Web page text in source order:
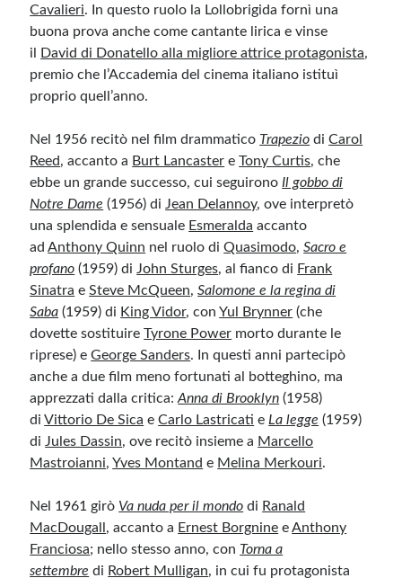
Cavalieri. In questo ruolo la Lollobrigida fornì una
buona prova anche come cantante lirica e vinse
il
David di Donatello alla migliore attrice protagonista,
premio che l’Accademia del cinema italiano istituì
proprio quell’anno.
Nel 1956 recitò nel film drammatico Trapezio di Carol
Reed, accanto a Burt Lancaster e Tony Curtis, che
ebbe un grande successo, cui seguirono Il gobbo di
Notre Dame (1956) di Jean Delannoy, ove interpretò
una splendida e sensuale Esmeralda accanto
ad Anthony Quinn nel ruolo di Quasimodo, Sacro e
profano (1959) di John Sturges, al fianco di Frank
Sinatra e Steve McQueen, Salomone e la regina di
Saba (1959) di King Vidor, con Yul Brynner (che
dovette sostituire Tyrone Power morto durante le
riprese) e George Sanders. In questi anni partecipò
anche a due film meno fortunati al botteghino, ma
apprezzati dalla critica: Anna di Brooklyn (1958)
di Vittorio De Sica e Carlo Lastricati e La legge (1959)
di Jules Dassin, ove recitò insieme a Marcello
Mastroianni, Yves Montand e Melina Merkouri.
Nel 1961 girò Va nuda per il mondo di Ranald
MacDougall , accanto a Ernest Borgnine eAnthony
Franciosa; nello stesso anno, con Torna a
settembre di Robert Mulligan, in cui fu protagonista